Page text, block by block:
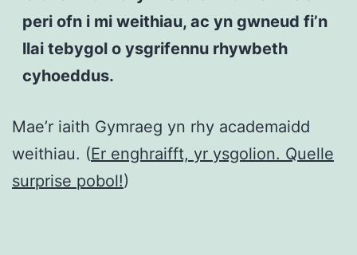
peri ofn i mi weithiau, ac yn gwneud fi’n
llai tebygol o ysgrifennu rhywbeth
cyhoeddus.
Mae’r iaith Gymraeg yn rhy academaidd
weithiau. (Er enghraifft, yr ysgolion. Quelle
surprise pobol!)